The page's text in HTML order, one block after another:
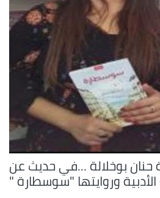
حنان بوخلالة ...في حديث عن
الأدبية وروايتها "سوسطارة "